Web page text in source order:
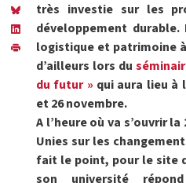
très investie sur les
développement
logistique et patrimoine
d’ailleurs lors du
du futur » qui aura lieu à
et 26 novembre.
A l’heure où va s’ouvrir
Unies sur les
fait le point, pour le site
son université